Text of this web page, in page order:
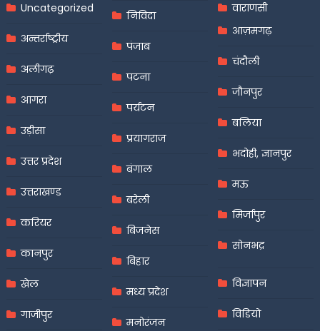
Uncategorized
अन्तर्राष्ट्रीय
अलीगढ़
आगरा
उड़ीसा
उत्तर प्रदेश
उत्तराखण्ड
करियर
कानपुर
खेल
गाजीपुर
निविदा
पंजाब
पटना
पर्यटन
प्रयागराज
बंगाल
बरेली
बिजनेस
बिहार
मध्य प्रदेश
मनोरंजन
वाराणसी
आज़मगढ़
चंदौली
जौनपुर
बलिया
भदोही, ज्ञानपुर
मऊ
मिर्जापुर
सोनभद्र
विज्ञापन
विडियो